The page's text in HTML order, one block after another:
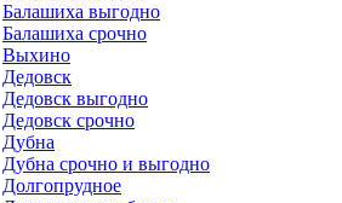
Балашиха выгодно
Балашиха срочно
Выхино
Дедовск
Дедовск выгодно
Дедовск срочно
Дубна
Дубна срочно и выгодно
Долгопрудное